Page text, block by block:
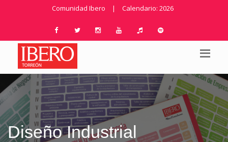
Comunidad Ibero | Calendario: 2026
Diseño Industrial